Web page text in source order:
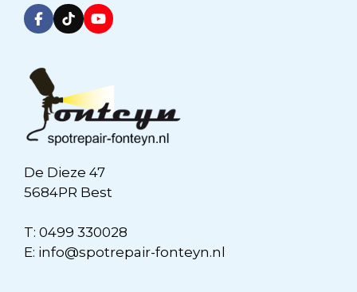
De Dieze 47
5684PR Best
T: 0499 330028
E: info@spotrepair-fonteyn.nl